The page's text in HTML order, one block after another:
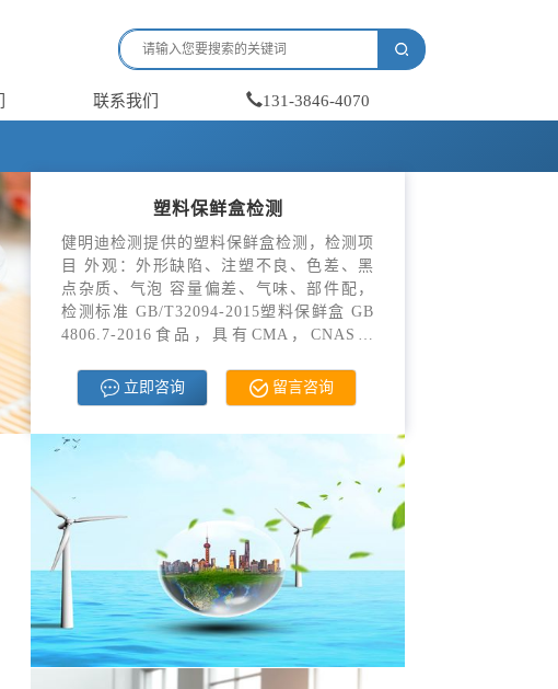
联系我们 131-3846-4070
塑料保鲜盒检测
健明迪检测提供的塑料保鲜盒检测，检测项
目 外观：外形缺陷、注塑不良、色差、黑
点杂质、气泡 容量偏差、气味、部件配，
检测标准 GB/T32094-2015塑料保鲜盒 GB
4806.7-2016食品，具有CMA，CNAS资
立即咨询
留言咨询